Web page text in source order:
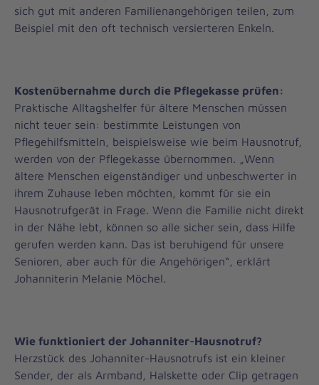
sich gut mit anderen Familienangehörigen teilen, zum
Beispiel mit den oft technisch versierteren Enkeln.
Kostenübernahme durch die Pflegekasse prüfen:
Praktische Alltagshelfer für ältere Menschen müssen
nicht teuer sein: bestimmte Leistungen von
Pflegehilfsmitteln, beispielsweise wie beim Hausnotruf,
werden von der Pflegekasse übernommen. „Wenn
ältere Menschen eigenständiger und unbeschwerter in
ihrem Zuhause leben möchten, kommt für sie ein
Hausnotrufgerät in Frage. Wenn die Familie nicht direkt
in der Nähe lebt, können so alle sicher sein, dass Hilfe
gerufen werden kann. Das ist beruhigend für unsere
Senioren, aber auch für die Angehörigen“, erklärt
Johanniterin Melanie Möchel.
Wie funktioniert der Johanniter-Hausnotruf?
Herzstück des Johanniter-Hausnotrufs ist ein kleiner
Sender, der als Armband, Halskette oder Clip getragen